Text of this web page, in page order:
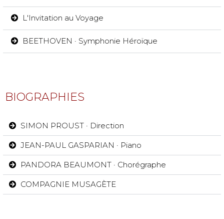
L'Invitation au Voyage
BEETHOVEN · Symphonie Héroïque
BIOGRAPHIES
SIMON PROUST · Direction
JEAN-PAUL GASPARIAN · Piano
PANDORA BEAUMONT · Chorégraphe
COMPAGNIE MUSAGÈTE